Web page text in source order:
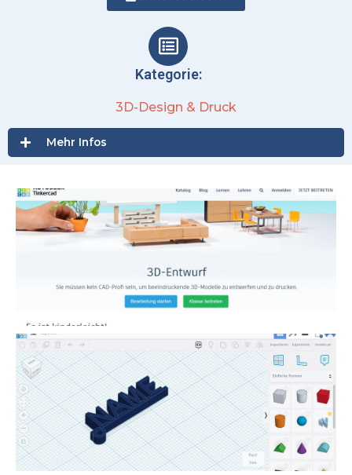
Kategorie:
3D-Design & Druck
Mehr Infos